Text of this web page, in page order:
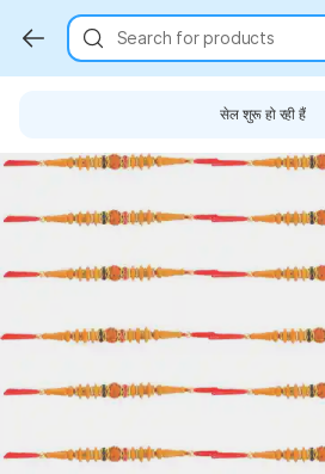
Search for products
सेल शुरू हो रही हैं
Key Highlights